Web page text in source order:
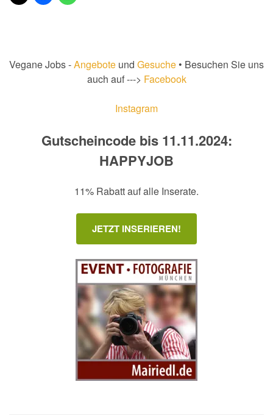
Vegane Jobs -Angebote und Gesuche • Besuchen Sie uns
auch auf ---> Facebook
Instagram
Gutscheincode bis 11.11.2024:
HAPPYJOB
11% Rabatt auf alle Inserate.
JETZT INSERIEREN!